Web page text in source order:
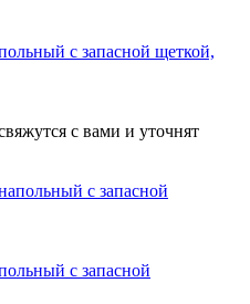
с запасной щеткой,
с вами и уточнят
с запасной